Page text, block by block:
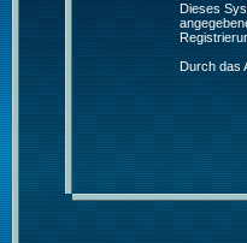
Dieses
Durch das